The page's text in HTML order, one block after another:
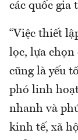
các quốc gia
“Việc thiết
lọc, lựa chọn
cũng là yếu
phó linh
nhanh và
kinh tế, xã